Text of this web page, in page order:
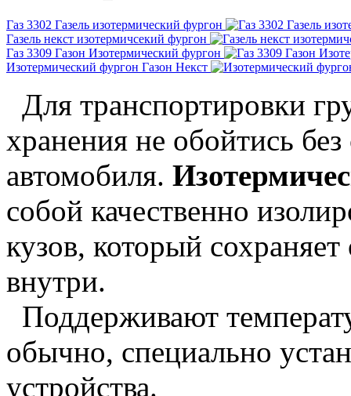
Газ 3302 Газель изотермический фургон
Газель некст изотермичсекий фургон
Газ 3309 Газон Изотермический фургон
Изотермический фургон Газон Некст
Для транспортировки
хранения не обойтись
автомобиля.
собой качественно
кузов, который
внутри.
Поддерживают
обычно, специально
устройства.